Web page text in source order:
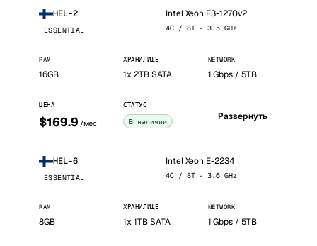
HEL-2
ESSENTIAL
Intel Xeon E3-1270v2
4C / 8T · 3.5 GHz
RAM
16GB
ХРАНИЛИЩЕ
1x 2TB SATA
NETWORK
1 Gbps / 5TB
ЦЕНА
$169.9 /мес
СТАТУС
В наличии Развернуть
HEL-6
ESSENTIAL
Intel Xeon E-2234
4C / 8T · 3.6 GHz
RAM
8GB
ХРАНИЛИЩЕ
1x 1TB SATA
NETWORK
1 Gbps / 5TB